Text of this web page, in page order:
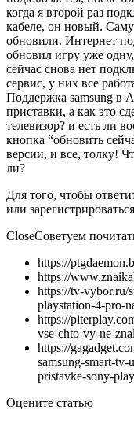
когда я второй раз
кабеле, он новый.
обновили. Интернет
обновил игру уже
сейчас снова нет
сервис, у них все
Поддержка samsung в
приставки, а как это
телевизор? и есть ли
кнопка “обновить
версии, и все, толку!
ли?
Для того, чтобы
или зарегистрироваться
CloseСоветуем
https://
https://
https://tv-vybor.ru/
playstation-4-pro-
https://
vse-chto-vy-ne-
https://
samsung-smart-
pristavke-sony-
Оцените статью